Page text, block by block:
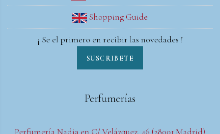
Shopping Guide
¡ Se el primero en recibir las novedades !
SUSCRIBETE
Perfumerías
Perfumería Nadia en C/ Velázquez, 46 (28001 Madrid)